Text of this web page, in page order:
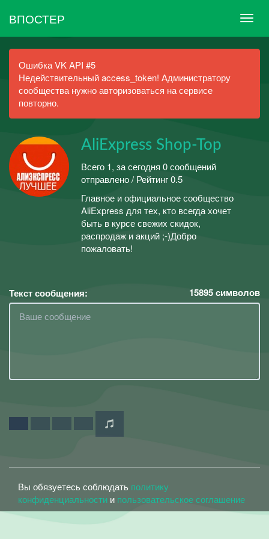
ВПОСТЕР
Ошибка VK API #5
Недействительный access_token! Администратору
сообщества нужно авторизоваться на сервисе
повторно.
AliExpress Shop-Top
Всего 1, за сегодня 0 сообщений
отправлено / Рейтинг 0.5
Главное и официальное сообщество
AliExpress для тех, кто всегда хочет
быть в курсе свежих скидок,
распродаж и акций ;-)Добро
пожаловать!
Текст сообщения: 15895символов
Вы обязуетесь соблюдать политику
конфиденциальности и пользовательское соглашение